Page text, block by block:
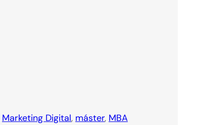
Marketing Digital, máster, MBA